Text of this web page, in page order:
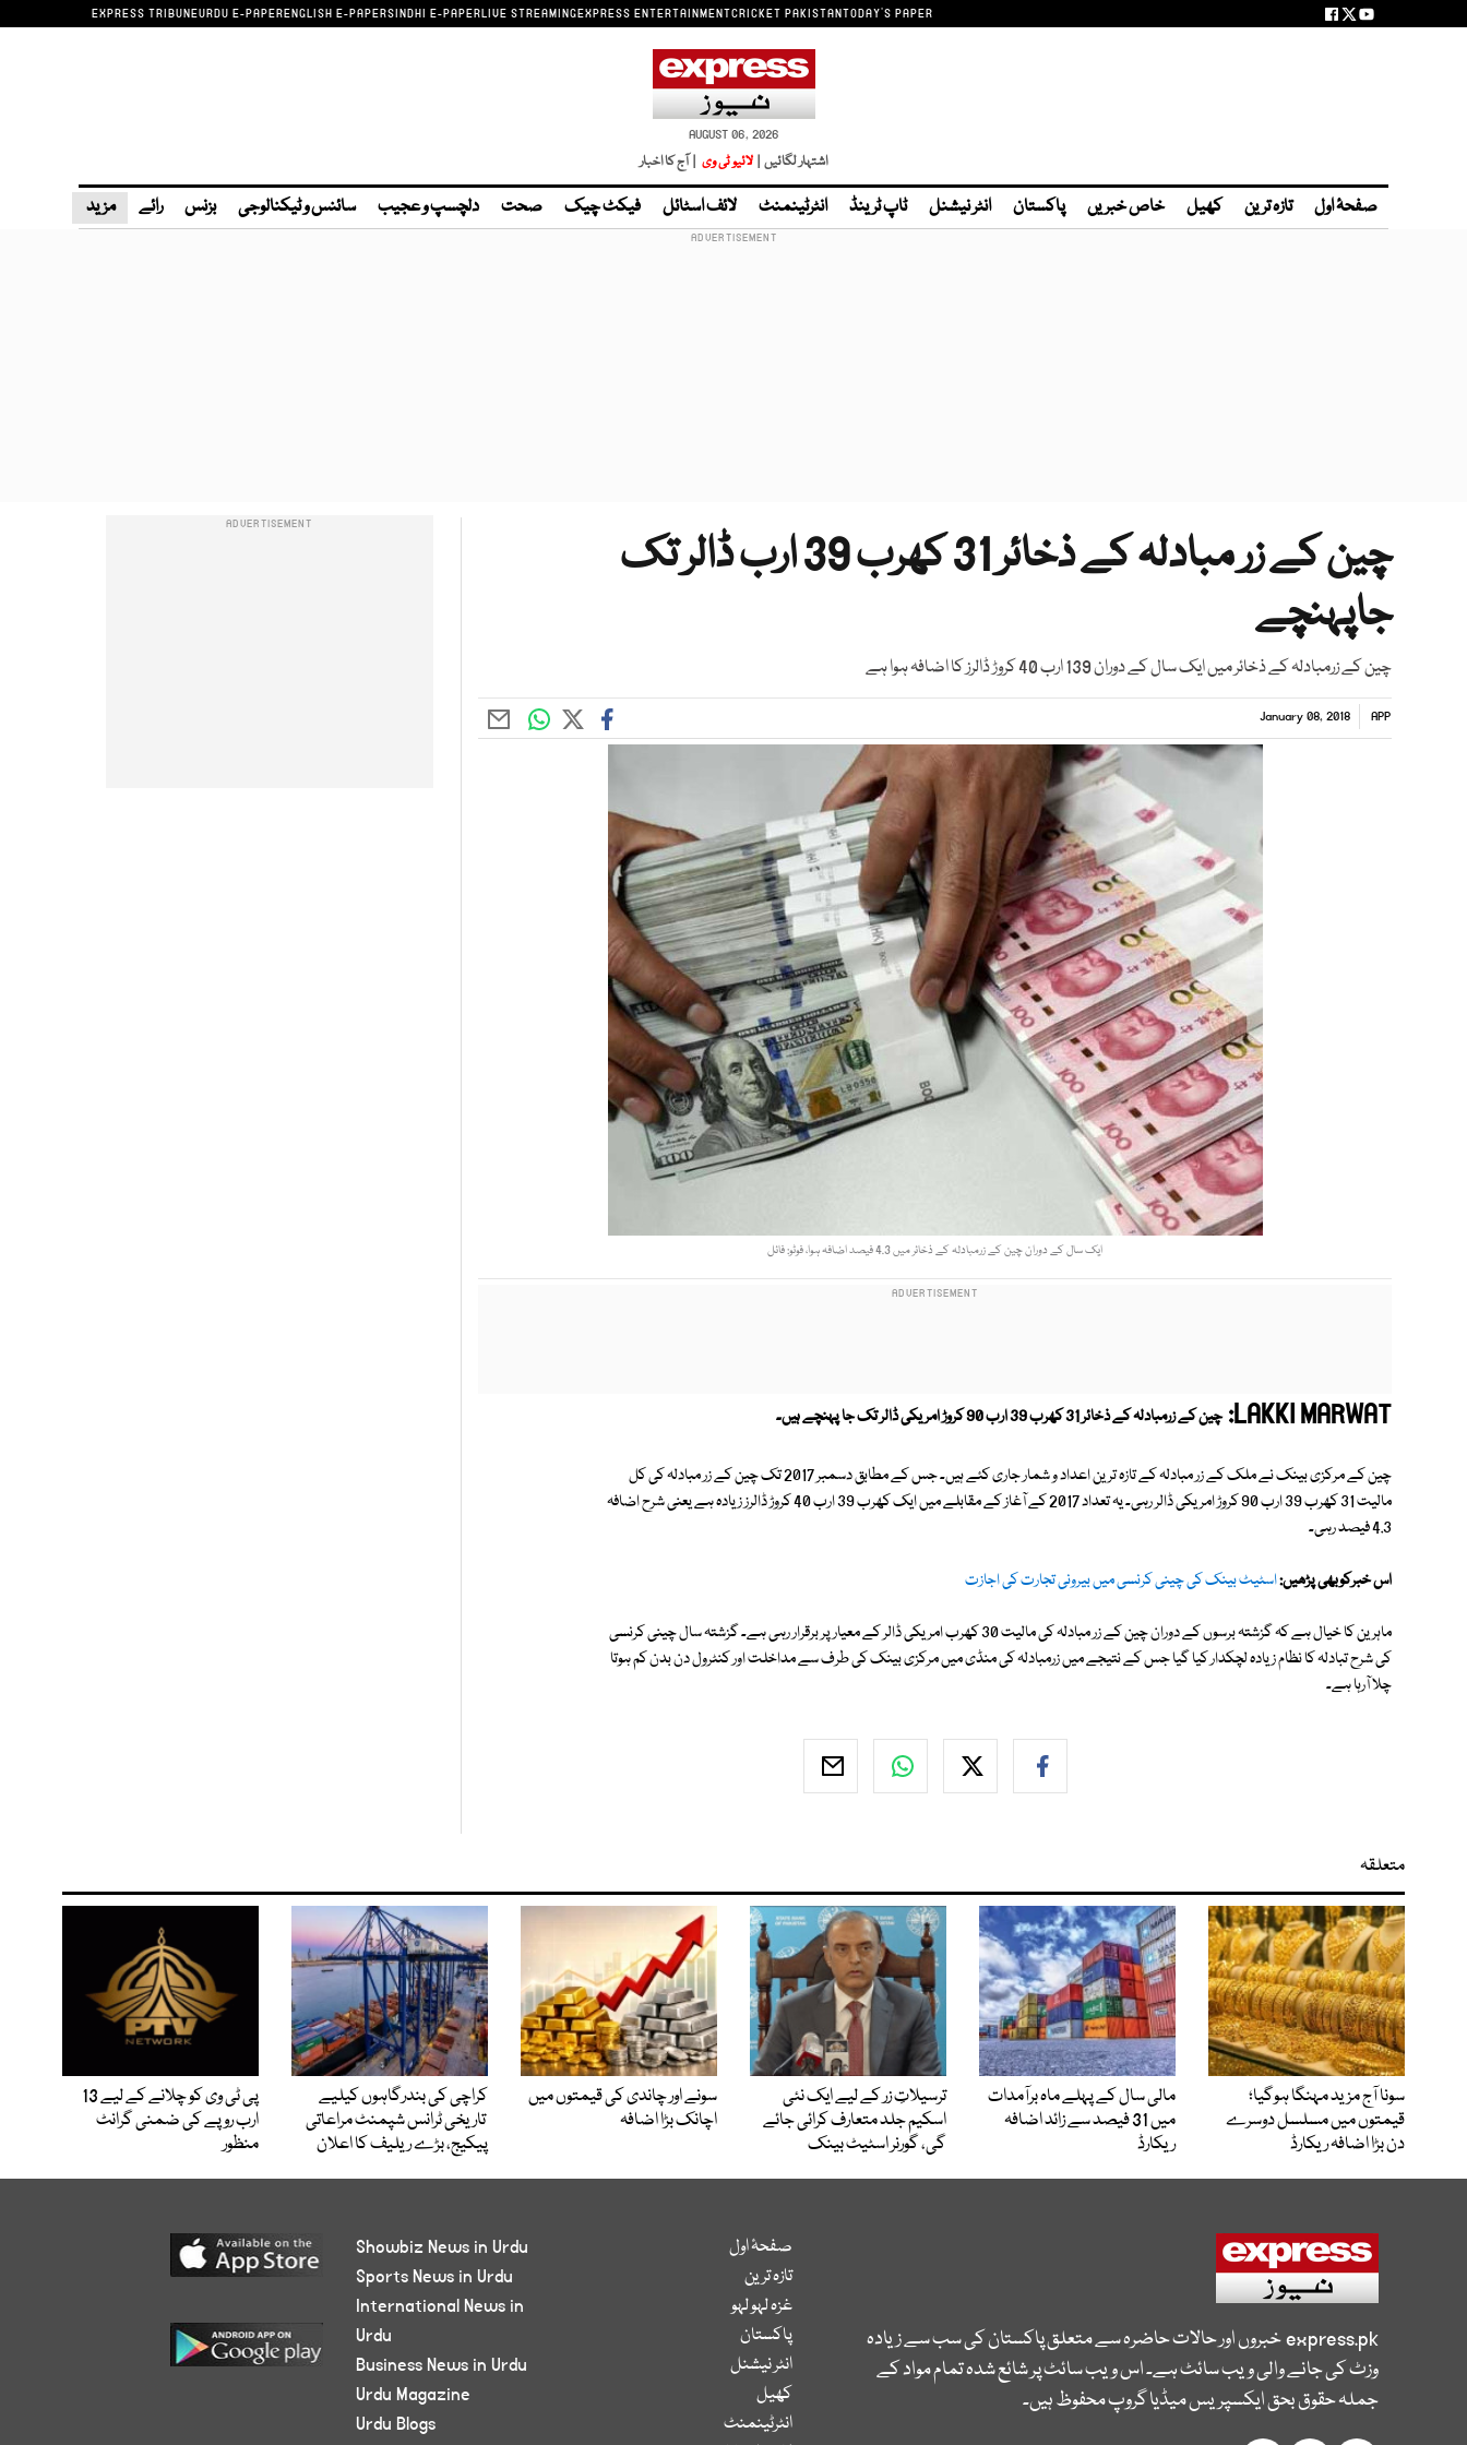
EXPRESS TRIBUNEURDU E-PAPERENGLISH E-PAPERSINDHI E-PAPERLIVE STREAMINGEXPRESS ENTERTAINMENTCRICKET PAKISTANTODAY'S PAPER
AUGUST 06, 2026
اشتہار لگائیں | لائیو ٹی وی | آج کا اخبار
صفحۂ اول تازہ ترین کھیل خاص خبریں پاکستان انٹر نیشنل ٹاپ ٹرینڈ انٹرٹینمنٹ لائف اسٹائل فیکٹ چیک صحت دلچسپ و عجیب سائنس و ٹیکنالوجی بزنس رائے مزید
چین کے زر مبادلہ کے ذخائر 31 کھرب 39 ارب ڈالر تک
جاپہنچے
چین کے زرمبادلہ کے ذخائر میں ایک سال کے دوران 139 ارب 40 کروڑ ڈالرز کا اضافہ ہوا ہے
APP
January 08, 2018
ایک سال کے دوران چین کے زرمبادلہ کے ذخائر میں 4.3 فیصد اضافہ ہوا، فوٹو: فائل
LAKKI MARWAT: چین کے زرمبادلہ کے ذخائر 31 کھرب 39 ارب 90 کروڑ امریکی ڈالر تک جا پہنچے ہیں۔
چین کے مرکزی بینک نے ملک کے زر مبادلہ کے تازہ ترین اعداد و شمار جاری کئے ہیں۔ جس کے مطابق دسمبر 2017 تک چین کے زر مبادلہ کی کل
مالیت 31 کھرب 39 ارب 90 کروڑ امریکی ڈالر رہی۔ یہ تعداد 2017 کے آغاز کے مقابلے میں ایک کھرب 39 ارب 40 کروڑ ڈالرز زیادہ ہے یعنی شرح اضافہ
4.3 فیصد رہی۔
اس خبرکوبھی پڑھیں:اسٹیٹ بینک کی چینی کرنسی میں بیرونی تجارت کی اجازت
ماہرین کا خیال ہے کہ گزشتہ برسوں کے دوران چین کے زر مبادلہ کی مالیت 30 کھرب امریکی ڈالر کے معیار پر برقرار رہی ہے۔ گزشتہ سال چینی کرنسی
کی شرح تبادلہ کا نظام زیادہ لچکدار کیا گیا جس کے نتیجے میں زرمبادلہ کی منڈی میں مرکزی بینک کی طرف سے مداخلت اور کنٹرول دن بدن کم ہوتا
چلا آرہا ہے۔
متعلقہ
سونا آج مزید مہنگا ہوگیا؛
قیمتوں میں مسلسل دوسرے
دن بڑا اضافہ ریکارڈ
مالی سال کے پہلے ماہ برآمدات
میں 31 فیصد سے زائد اضافہ
ریکارڈ
ترسیلاتِ زر کے لیے ایک نئی
اسکیم جلد متعارف کرائی جائے
گی، گورنر اسٹیٹ بینک
سونے اور چاندی کی قیمتوں میں
اچانک بڑا اضافہ
کراچی کی بندرگاہوں کیلیے
تاریخی ٹرانس شپمنٹ مراعاتی
پیکیج، بڑے ریلیف کا اعلان
پی ٹی وی کو چلانے کے لیے 13
ارب روپے کی ضمنی گرانٹ
منظور
express.pkخبروں اور حالات حاضرہ سے متعلق پاکستان کی سب سے زیادہ
وزٹ کی جانے والی ویب سائٹ ہے۔ اس ویب سائٹ پر شائع شدہ تمام مواد کے
جملہ حقوق بحق ایکسپریس میڈیا گروپ محفوظ ہیں۔
صفحۂ اول
تازہ ترین
غزہ لہو لہو
پاکستان
انٹر نیشنل
کھیل
انٹرٹینمنٹ
Showbiz News in Urdu
Sports News in Urdu
International News in
Urdu
Business News in Urdu
Urdu Magazine
Urdu Blogs